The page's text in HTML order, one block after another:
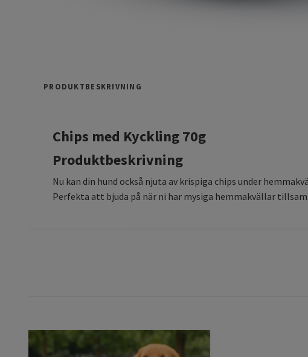
PRODUKTBESKRIVNING
Chips med Kyckling 70g
Produktbeskrivning
Nu kan din hund också njuta av krispiga chips under
Perfekta att bjuda på när ni har mysiga hemmakvällar